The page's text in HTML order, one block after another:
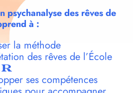
psychanalyse des rêves de
à :
la méthode
des rêves de l’École
ses compétences